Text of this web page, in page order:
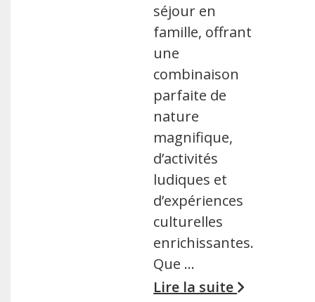
séjour en
famille, offrant
une
combinaison
parfaite de
nature
magnifique,
d’activités
ludiques et
d’expériences
culturelles
enrichissantes.
Que …
Lire la suite